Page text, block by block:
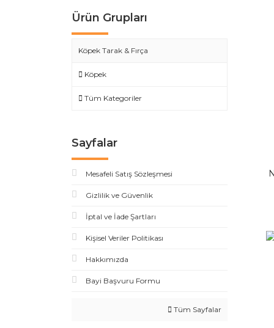
Ürün Grupları
Köpek Tarak & Fırça
Köpek
Tüm Kategoriler
Sayfalar
Mesafeli Satış Sözleşmesi
Gizlilik ve Güvenlik
İptal ve İade Şartları
Kişisel Veriler Politikası
Hakkımızda
Bayi Başvuru Formu
Tüm Sayfalar